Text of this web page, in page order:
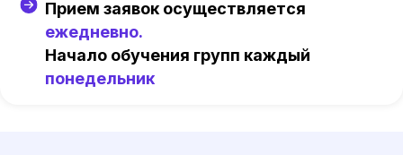
Прием заявок осуществляется
ежедневно.
Начало обучения групп каждый
понедельник